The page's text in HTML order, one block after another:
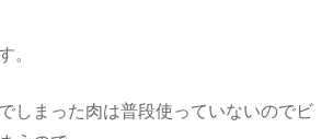
。
しまった肉は普段使っていないのでビ